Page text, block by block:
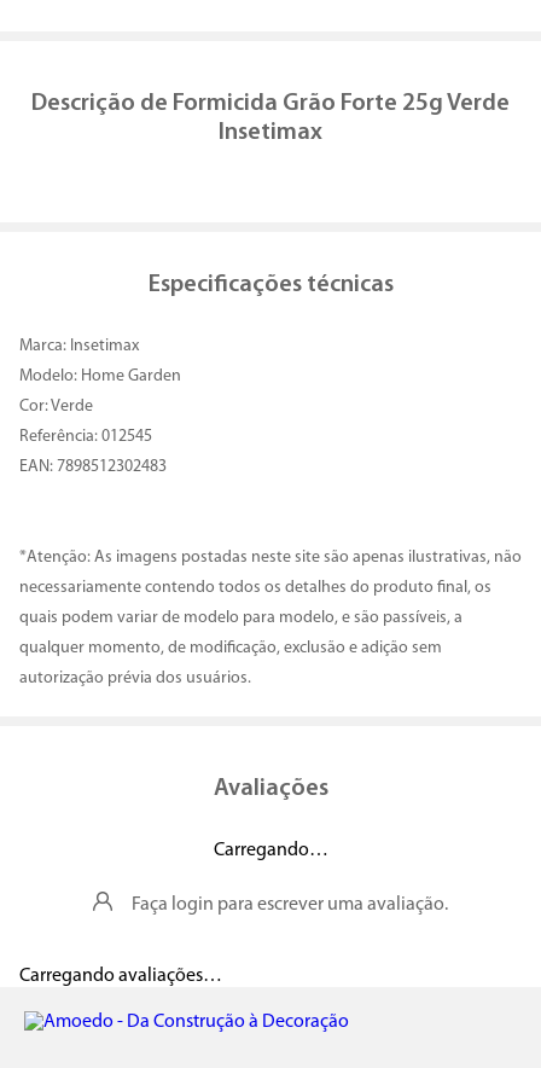
Descrição de Formicida Grão Forte 25g Verde
Insetimax
Especificações técnicas
Marca: Insetimax
Modelo: Home Garden
Cor: Verde
Referência: 012545
EAN: 7898512302483
*Atenção: As imagens postadas neste site são apenas ilustrativas, não
necessariamente contendo todos os detalhes do produto final, os
quais podem variar de modelo para modelo, e são passíveis, a
qualquer momento, de modificação, exclusão e adição sem
autorização prévia dos usuários.
Avaliações
Carregando…
Faça login para escrever uma avaliação.
Carregando avaliações…